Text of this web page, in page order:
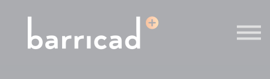
À propos
Contact